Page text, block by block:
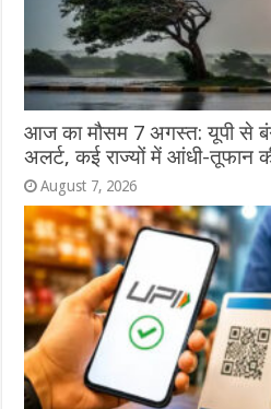
आज का मौसम 7 अगस्त: यूपी से
अलर्ट, कई राज्यों में आंधी-तूफान
August 7, 2026